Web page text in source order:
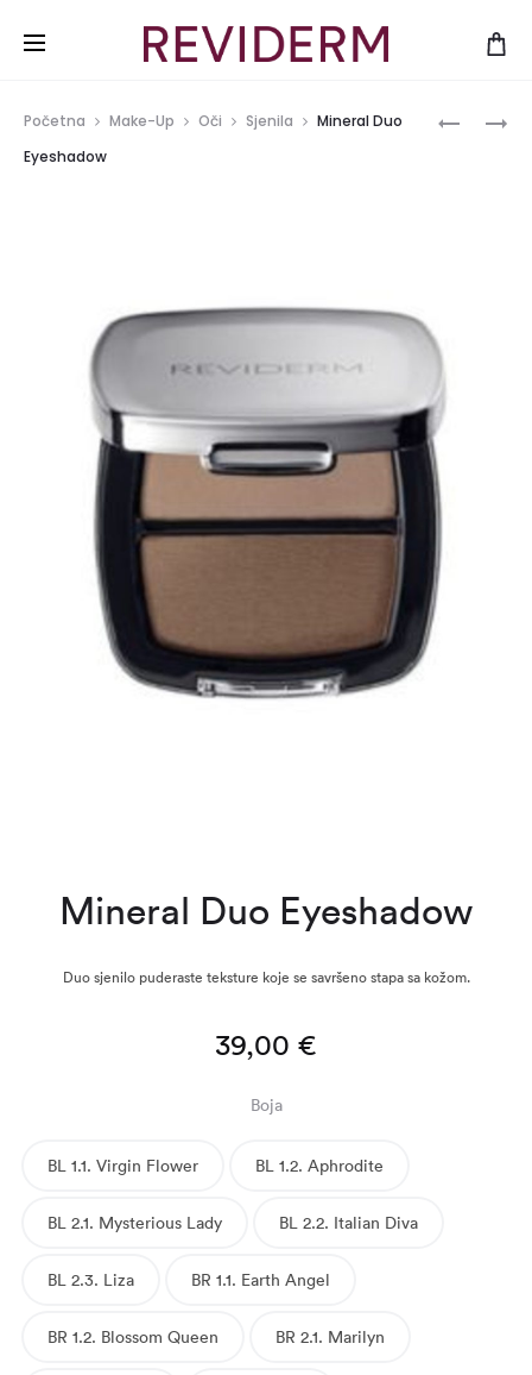
MINERAL
Početna Make-Up Oči Sjenila
Mineral Duo
Eyeshadow
Mineral Duo Eyeshadow
Duo sjenilo puderaste teksture koje se savršeno stapa sa kožom.
39,00 €
Boja
BL 1.1. Virgin Flower BL 1.2. Aphrodite
BL 2.1. Mysterious Lady BL 2.2. Italian Diva
BL 2.3. Liza BR 1.1. Earth Angel
BR 1.2. Blossom Queen BR 2.1. Marilyn